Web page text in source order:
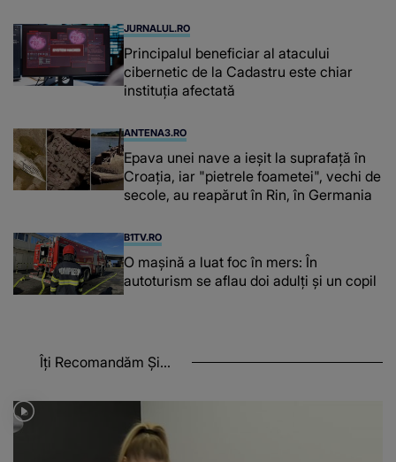
JURNALUL.RO
Principalul beneficiar al atacului
cibernetic de la Cadastru este chiar
instituţia afectată
ANTENA3.RO
Epava unei nave a ieșit la suprafață în
Croația, iar "pietrele foametei", vechi de
secole, au reapărut în Rin, în Germania
B1TV.RO
O maşină a luat foc în mers: În
autoturism se aflau doi adulți și un copil
Îți Recomandăm Și...